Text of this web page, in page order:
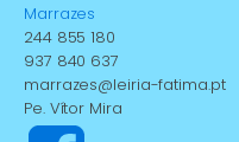
Marrazes
244 855 180
937 840 637
marrazes@leiria-fatima.pt
Pe. Vítor Mira